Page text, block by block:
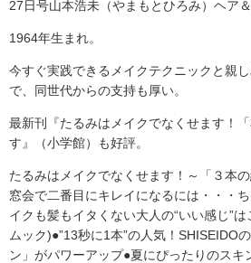
27日号山本浩未（やまもとひろみ）ヘア
1964年生まれ。
今すぐ実践できるメイクテクニックと親
で、同世代からの支持も厚い。
最新刊『たるみはメイクでなくせます！
す』（小学館）も好評。
たるみはメイクでなくせます！～「３本
窓会で二番目にキレイになるには・・・
イクも髪もイタくない大人の“いい感じ”
ムック)●”13秒に1本”の人気！SHISEIDO
ン」がパワーアップ●夏にぴったりのスキ